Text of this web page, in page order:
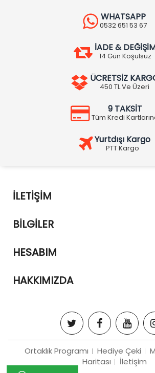
WHATSAPP
0532 651 53 67
İADE &
14 Gün Koşulsuz
ÜCRETSİZ
450 TL Ve Üzeri
9 TAKSİT
Tüm Kredi
Yurtdışı Kargo
PTT Kargo
İLETIŞIM
BILGILER
HESABIM
HAKKIMIZDA
Ortaklık Programı Hediye Çeki
Haritası
İletişim